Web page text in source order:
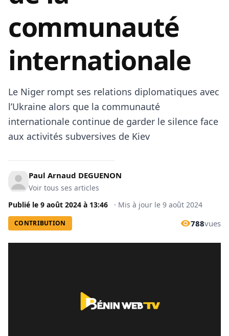
communauté
internationale
Le Niger rompt ses relations diplomatiques avec
l’Ukraine alors que la communauté
internationale continue de garder le silence face
aux activités subversives de Kiev
Paul Arnaud DEGUENON
Voir tous ses articles
Publié le 9 août 2024 à 13:46 · Mis à jour le 9 août 2024
CONTRIBUTION 788vues